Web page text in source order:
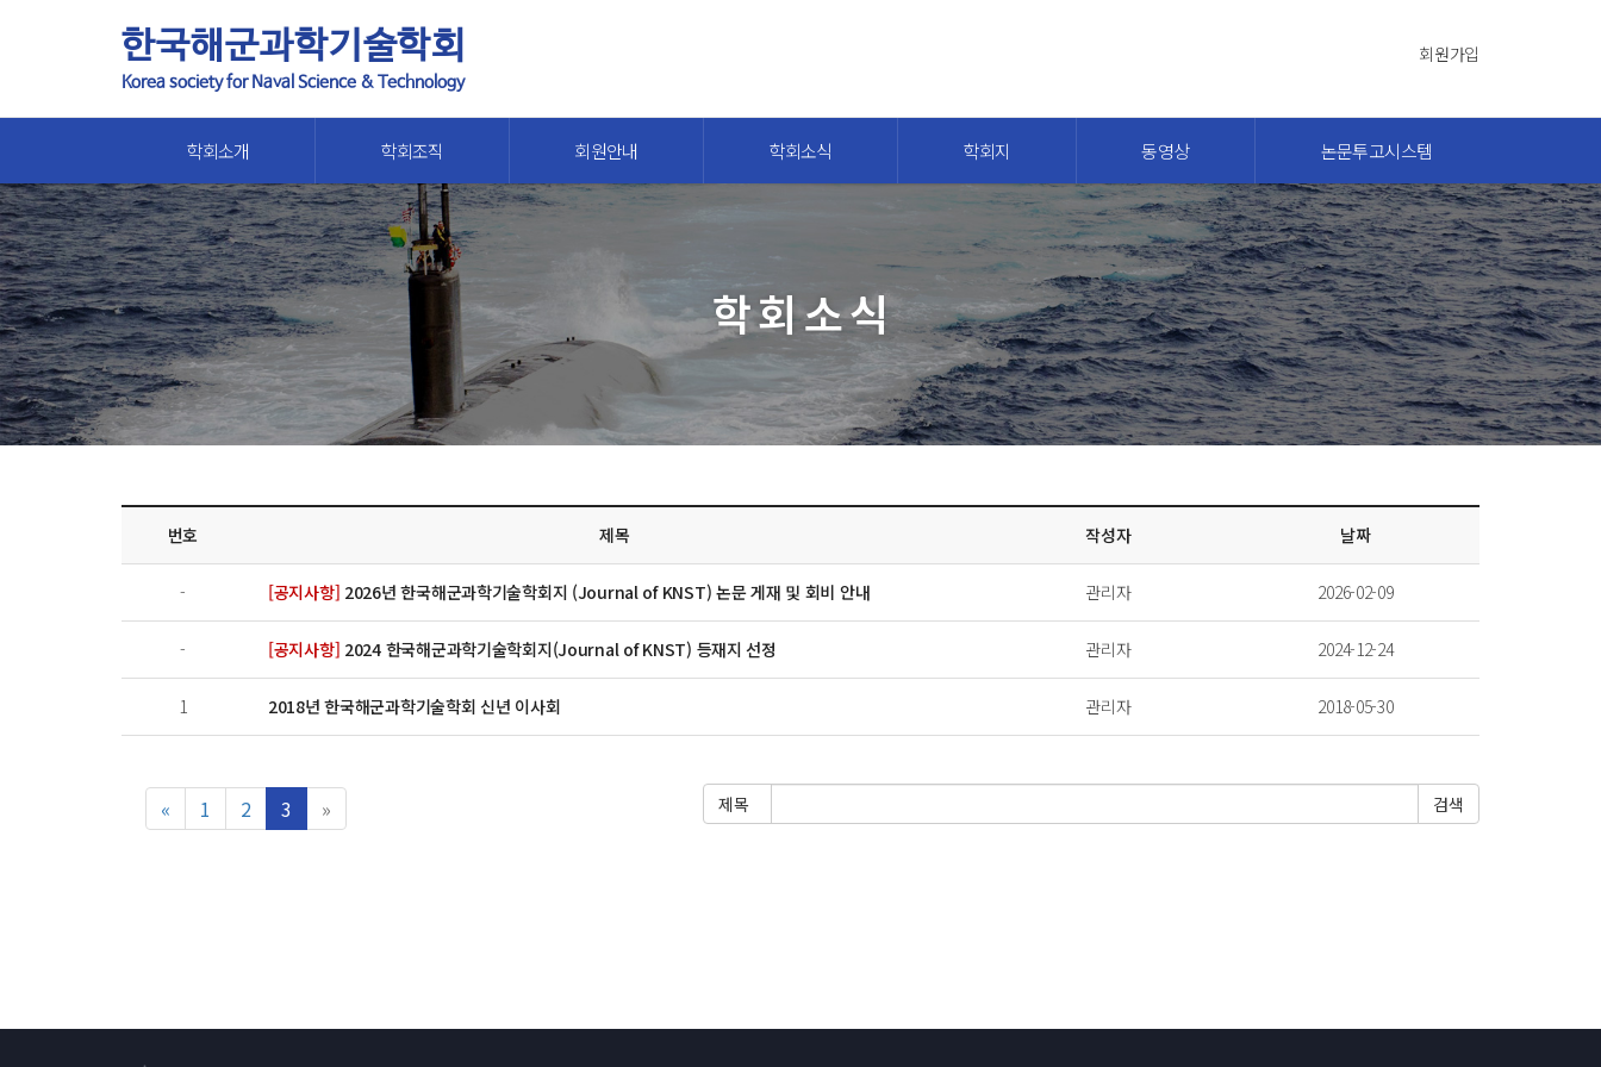
한국해군과학기술학회
Korea society for Naval Science & Technology
회원가입
학회소개 학회조직 회원안내 학회소식 학회지 동영상 논문투고시스템
학회소식
번호 제목 작성자 날짜
- [공지사항] 2026년 한국해군과학기술학회지 (Journal of KNST) 논문 게재 및 회비 안내 관리자 2026-02-09
- [공지사항] 2024 한국해군과학기술학회지(Journal of KNST) 등재지 선정 관리자 2024-12-24
1 2018년 한국해군과학기술학회 신년 이사회 관리자 2018-05-30
« 1 2 3 » 제목